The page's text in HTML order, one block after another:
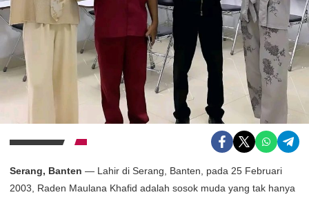
Serang, Banten — Lahir di Serang, Banten, pada 25 Februari
2003, Raden Maulana Khafid adalah sosok muda yang tak hanya